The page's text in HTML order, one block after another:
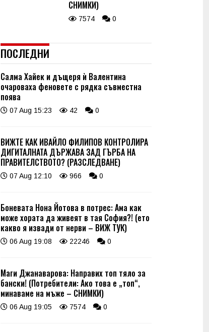
СНИМКИ)
7574 0
ПОСЛЕДНИ
Салма Хайек и дъщеря ѝ Валентина
очароваха феновете с рядка съвместна
поява
07 Aug 15:23 42 0
ВИЖТЕ КАК ИВАЙЛО ФИЛИПОВ КОНТРОЛИРА
ДИГИТАЛНАТА ДЪРЖАВА ЗАД ГЪРБА НА
ПРАВИТЕЛСТВОТО? (РАЗСЛЕДВАНЕ)
07 Aug 12:10 966 0
Боневата Нона Йотова в потрес: Ама как
може хората да живеят в тая София?! (ето
какво я извади от нерви – ВИЖ ТУК)
06 Aug 19:08 22246 0
Маги Джанаварова: Направих топ тяло за
бански! (Потребители: Ако това е „топ“,
минаваме на мъже – СНИМКИ)
06 Aug 19:05 7574 0